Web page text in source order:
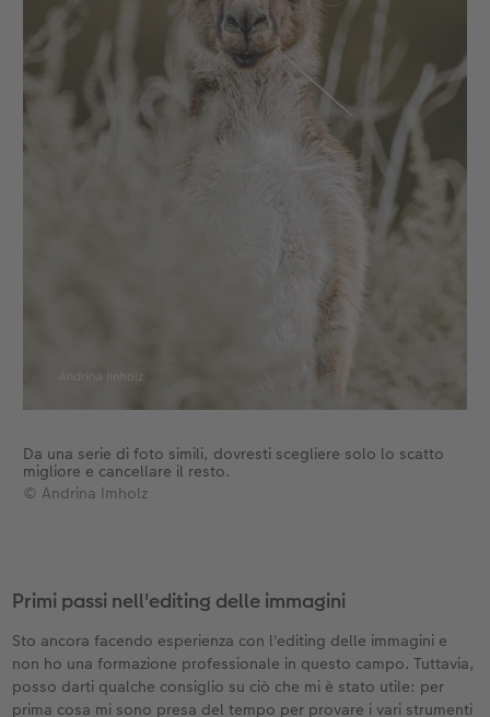
Da una serie di foto simili, dovresti scegliere solo lo scatto
migliore e cancellare il resto.
© Andrina Imholz
Primi passi nell'editing delle immagini
Sto ancora facendo esperienza con l'editing delle immagini e
non ho una formazione professionale in questo campo. Tuttavia,
posso darti qualche consiglio su ciò che mi è stato utile: per
prima cosa mi sono presa del tempo per provare i vari strumenti